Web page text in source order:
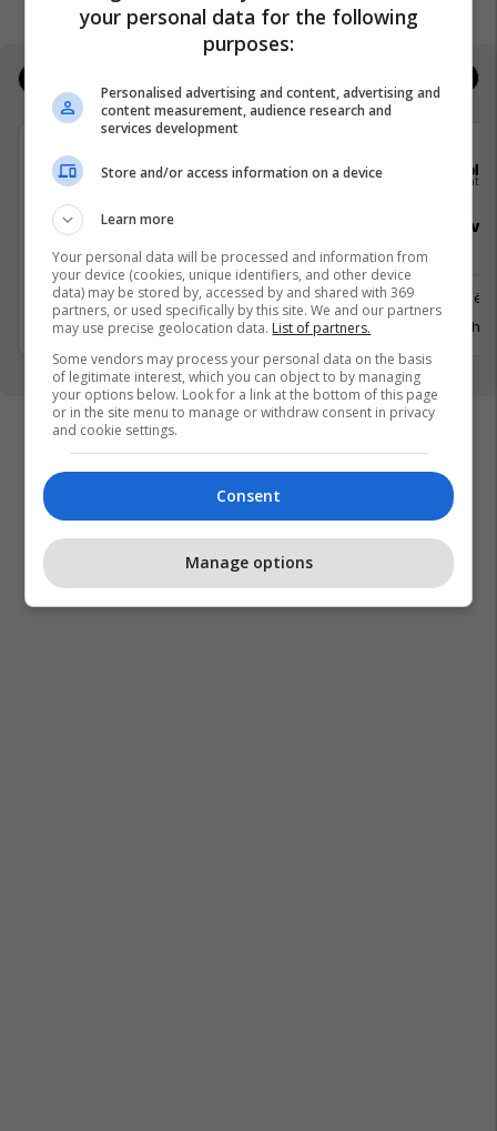
Elkos Group
Specialist Mishi (Kasap)
Ferizaj
3 Gusht 2026
Sales
Manager
Prishtinë
29 Gusht
your personal data for the following
purposes:
Personalised advertising and content, advertising and
content measurement, audience research and
services development
Store and/or access information on a device
Learn more
Your personal data will be processed and information from
your device (cookies, unique identifiers, and other device
data) may be stored by, accessed by and shared with 369
partners, or used specifically by this site. We and our partners
may use precise geolocation data. List of partners.
Some vendors may process your personal data on the basis
of legitimate interest, which you can object to by managing
your options below. Look for a link at the bottom of this page
or in the site menu to manage or withdraw consent in privacy
and cookie settings.
Consent
Manage options